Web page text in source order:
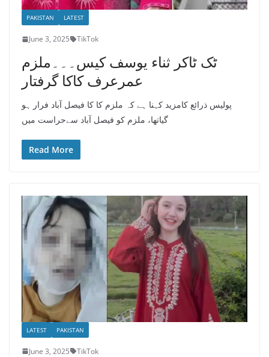
PAKISTAN LATEST
June 3, 2025 TikTok
ٹک ٹاکر ثناء یوسف کیس۔۔۔ملزم
عمرعرف کاکا گرفتار
پولیس ذرائع کامزید کہنا ہے کہ ملزم کا کا فیصل آباد فرار ہو
گیاتھا، ملزم کو فیصل آباد سےحراست میں
Read More
LATEST PAKISTAN
June 3, 2025 TikTok